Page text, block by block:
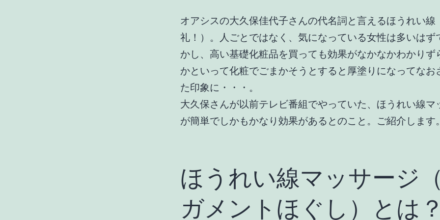
オアシスの大久保佳代子さんの代名詞と言えるほうれい線
礼！）。人ごとではなく、気になっている女性は多いはず
かし、高い基礎化粧品を買っても効果がなかなかわかりず
かといって化粧でごまかそうとすると厚塗りになってなお
た印象に・・・。
大久保さんが以前テレビ番組でやっていた、ほうれい線マ
が簡単でしかもかなり効果があるとのこと。ご紹介します
ほうれい線マッサージ
ガメントほぐし）とは